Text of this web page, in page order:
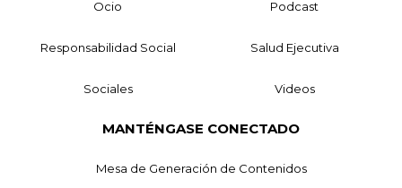
Ocio Podcast
Responsabilidad Social Salud Ejecutiva
Sociales Videos
MANTÉNGASE CONECTADO
Mesa de Generación de Contenidos